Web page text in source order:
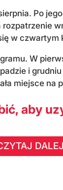
Po
rozpatrzenie
w czwartym
W
i grudniu
miejsce na
aby
DALEJ